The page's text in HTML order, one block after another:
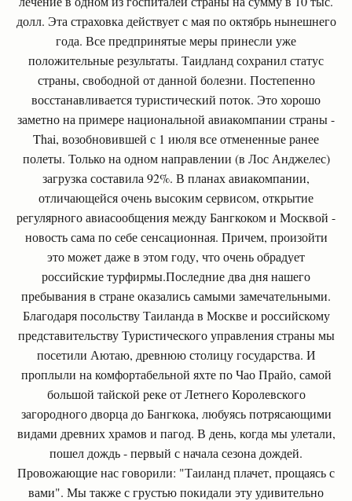
долл. Эта страховка действует с мая по октябрь нынешнего
года. Все предпринятые меры принесли уже
положительные результаты. Таидланд сохранил статус
страны, свободной от данной болезни. Постепенно
восстанавливается туристический поток. Это хорошо
заметно на примере национальной авиакомпании страны -
Thai, возобновившей с 1 июля все отмененные ранее
полеты. Только на одном направлении (в Лос Анджелес)
загрузка составила 92%. В планах авиакомпании,
отличающейся очень высоким сервисом, открытие
регулярного авиасообщения между Бангкоком и Москвой -
новость сама по себе сенсационная. Причем, произойти
это может даже в этом году, что очень обрадует
российские турфирмы.Последние два дня нашего
пребывания в стране оказались самыми замечательными.
Благодаря посольству Таиланда в Москве и российскому
представительству Туристического управления страны мы
посетили Аютаю, древнюю столицу государства. И
проплыли на комфортабельной яхте по Чао Прайо, самой
большой тайской реке от Летнего Королевского
загородного дворца до Бангкока, любуясь потрясающими
видами древних храмов и пагод. В день, когда мы улетали,
пошел дождь - первый с начала сезона дождей.
Провожающие нас говорили: "Таиланд плачет, прощаясь с
вами". Мы также с грустью покидали эту удивительно